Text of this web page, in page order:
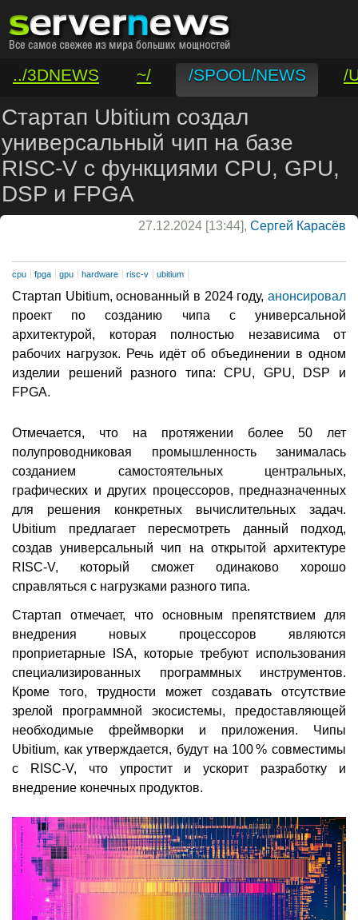
../3DNEWS ~/ /SPOOL/NEWS
/
/VAR/CONTACT
Стартап Ubitium создал
универсальный чип на базе
RISC-V с функциями CPU, GPU,
DSP и FPGA
27.12.2024 [13:44], Сергей Карасёв
cpu fpga gpu hardware risc-v ubitium
Стартап Ubitium, основанный в 2024 году, анонсировал
проект по созданию чипа с универсальной
архитектурой, которая полностью независима от
рабочих нагрузок. Речь идёт об объединении в одном
изделии решений разного типа: CPU, GPU, DSP и
FPGA.
Отмечается, что на протяжении более 50 лет
полупроводниковая промышленность занималась
созданием самостоятельных центральных,
графических и других процессоров, предназначенных
для решения конкретных вычислительных задач.
Ubitium предлагает пересмотреть данный подход,
создав универсальный чип на открытой архитектуре
RISC-V, который сможет одинаково хорошо
справляться с нагрузками разного типа.
Стартап отмечает, что основным препятствием для
внедрения новых процессоров являются
проприетарные ISA, которые требуют использования
специализированных программных инструментов.
Кроме того, трудности может создавать отсутствие
зрелой программной экосистемы, предоставляющей
необходимые фреймворки и приложения. Чипы
Ubitium, как утверждается, будут на 100 % совместимы
с RISC-V, что упростит и ускорит разработку и
внедрение конечных продуктов.